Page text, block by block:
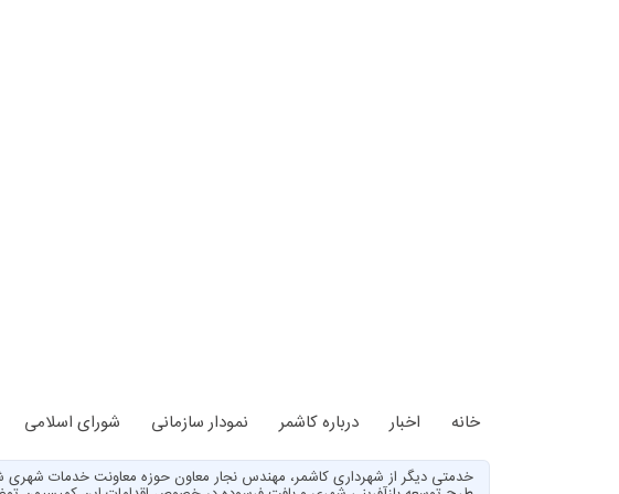
خانه اخبار درباره کاشمر نمودار سازمانی شورای اسلامی